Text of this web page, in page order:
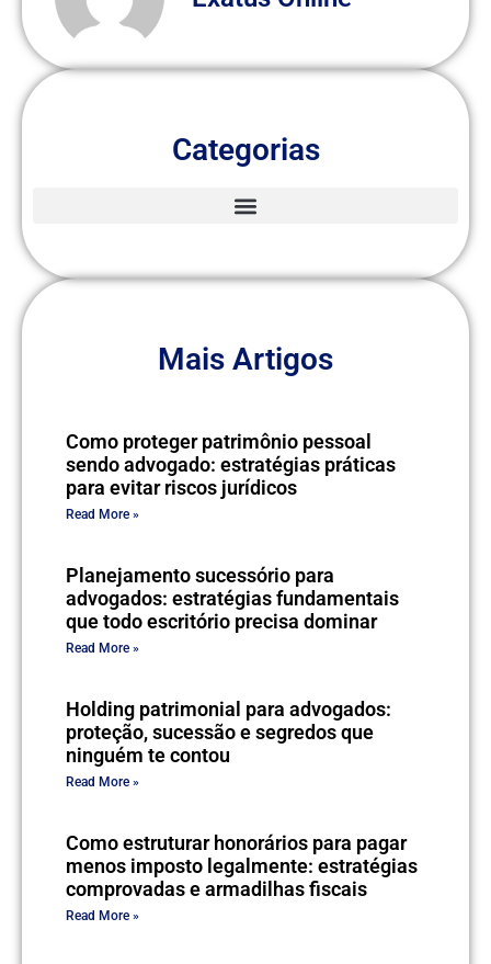
Categorias
Mais Artigos
Como proteger patrimônio pessoal
sendo advogado: estratégias práticas
para evitar riscos jurídicos
Read More »
Planejamento sucessório para
advogados: estratégias fundamentais
que todo escritório precisa dominar
Read More »
Holding patrimonial para advogados:
proteção, sucessão e segredos que
ninguém te contou
Read More »
Como estruturar honorários para pagar
menos imposto legalmente: estratégias
comprovadas e armadilhas fiscais
Read More »